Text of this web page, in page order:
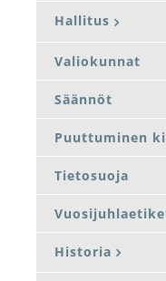
Hallitus
Valiokunnat
Säännöt
Puuttuminen
Tietosuoja
Historia